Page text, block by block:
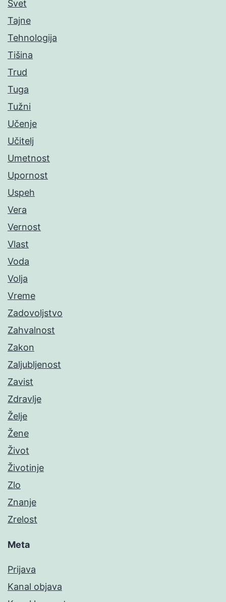
Svet
Tajne
Tehnologija
Tišina
Trud
Tuga
Tužni
Učenje
Učitelj
Umetnost
Upornost
Uspeh
Vera
Vernost
Vlast
Voda
Volja
Vreme
Zadovoljstvo
Zahvalnost
Zakon
Zaljubljenost
Zavist
Zdravlje
Želje
Žene
Život
Životinje
Zlo
Znanje
Zrelost
Meta
Prijava
Kanal objava